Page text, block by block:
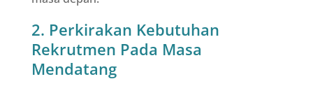
2. Perkirakan Kebutuhan
Rekrutmen Pada Masa
Mendatang